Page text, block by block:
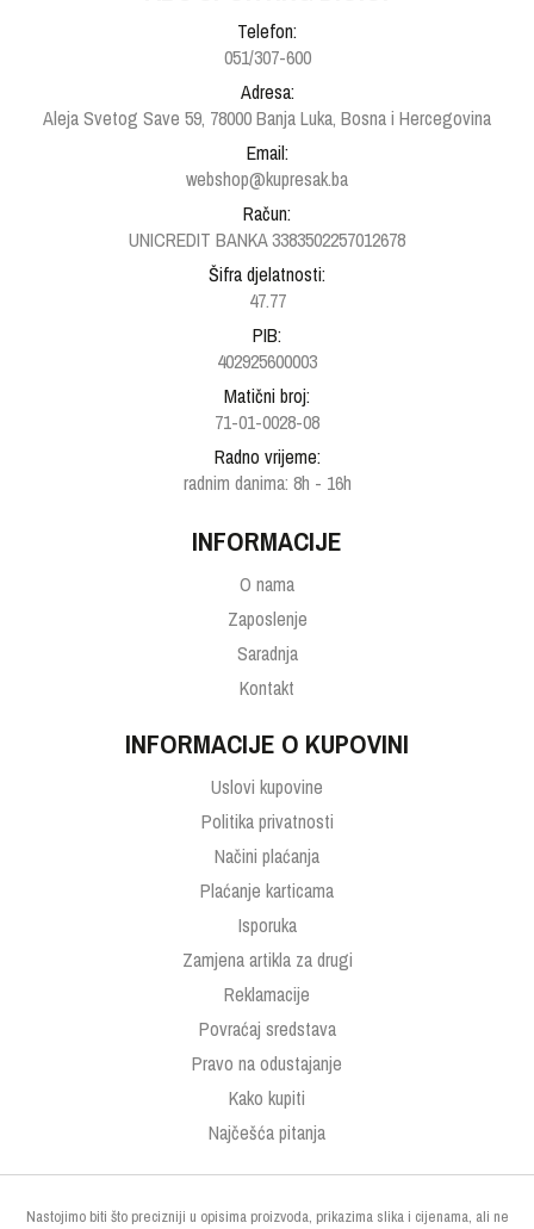
Telefon:
051/307-600
Adresa:
Aleja Svetog Save 59, 78000 Banja Luka, Bosna i Hercegovina
Email:
webshop@kupresak.ba
Račun:
UNICREDIT BANKA 3383502257012678
Šifra djelatnosti:
47.77
PIB:
402925600003
Matični broj:
71-01-0028-08
Radno vrijeme:
radnim danima: 8h - 16h
INFORMACIJE
O nama
Zaposlenje
Saradnja
Kontakt
INFORMACIJE O KUPOVINI
Uslovi kupovine
Politika privatnosti
Načini plaćanja
Plaćanje karticama
Isporuka
Zamjena artikla za drugi
Reklamacije
Povraćaj sredstava
Pravo na odustajanje
Kako kupiti
Najčešća pitanja
Nastojimo biti što precizniji u opisima proizvoda, prikazima slika i cijenama, ali ne